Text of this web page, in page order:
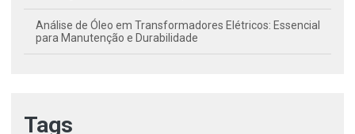
Análise de Óleo em Transformadores Elétricos: Essencial
para Manutenção e Durabilidade
Análise de Óleo Lubrificante: Estratégias para Otimizar o
Desempenho e a Vida Útil do Motor
Tags